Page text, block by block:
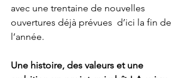
avec une trentaine de nouvelles
ouvertures déjà prévues  d’ici la fin de
l’année.
Une histoire, des valeurs et une